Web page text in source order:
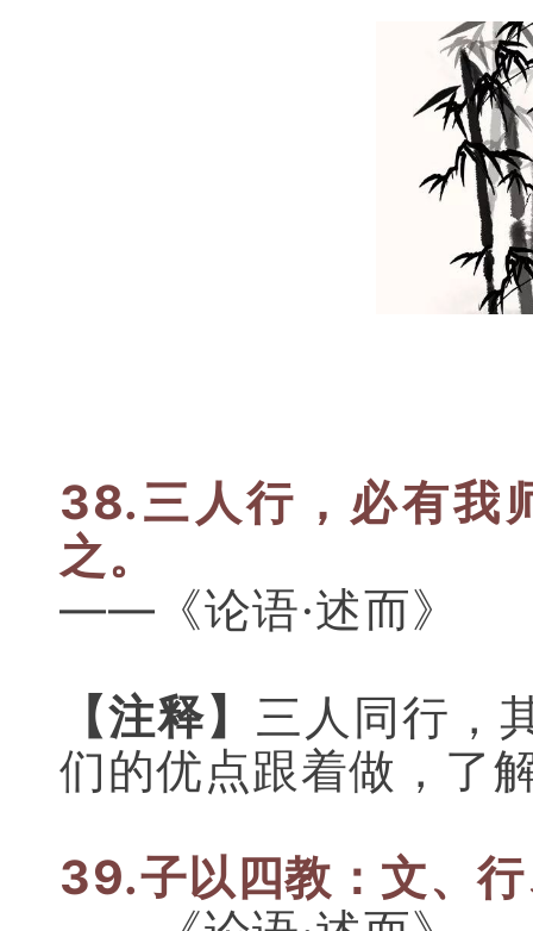
38.三人行，必有我
之。
——《论语·述而》
【注释】 三人同行，
们的优点跟着做，了
39.子以四教： 文、